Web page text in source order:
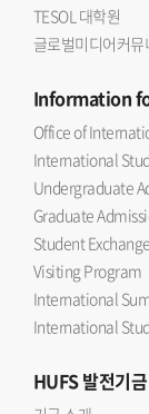
TESOL 대학원
글로벌미디어커
Information
Office of
International
Undergraduate
Graduate
Student
Visiting Program
International
International
HUFS발전기금